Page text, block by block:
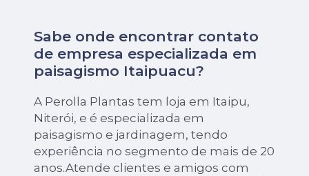
Sabe onde encontrar contato
de empresa especializada em
paisagismo Itaipuacu?
A Perolla Plantas tem loja em Itaipu,
Niterói, e é especializada em
paisagismo e jardinagem, tendo
experiência no segmento de mais de 20
anos.Atende clientes e amigos com